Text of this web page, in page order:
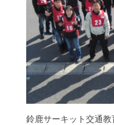
鈴鹿サーキット交通